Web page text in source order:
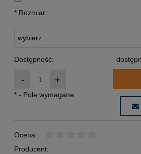
* Rozmiar:
Dostępność:
- +
* - Pole wymagane
Ocena:
Producent: